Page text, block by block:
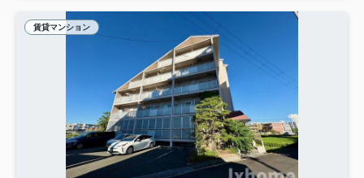
賃貸マンション